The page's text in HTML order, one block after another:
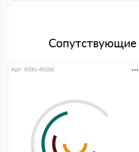
Сопутствующие
Арт. KliKi-40186